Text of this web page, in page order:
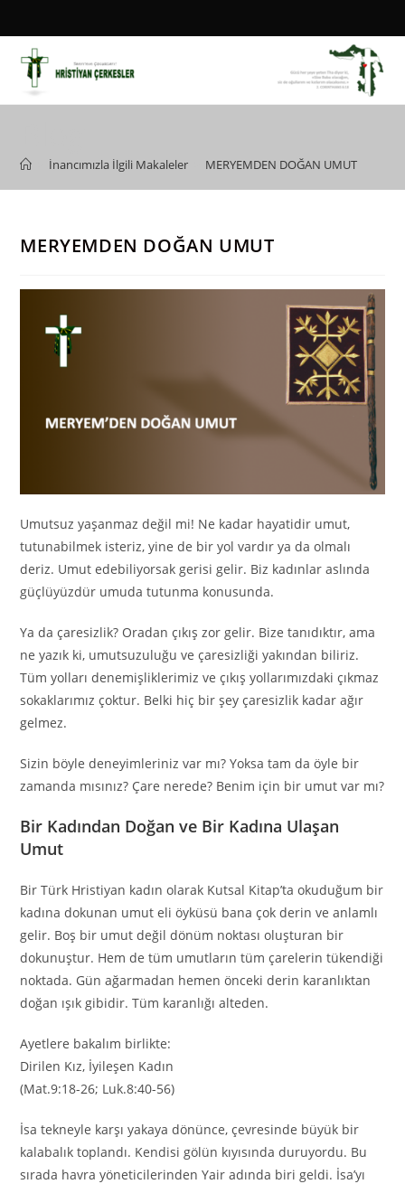
to
content
İnancımızla İlgili Makaleler MERYEMDEN DOĞAN UMUT
MERYEMDEN DOĞAN UMUT
Umutsuz yaşanmaz değil mi! Ne kadar hayatidir umut,
tutunabilmek isteriz, yine de bir yol vardır ya da olmalı
deriz. Umut edebiliyorsak gerisi gelir. Biz kadınlar aslında
güçlüyüzdür umuda tutunma konusunda.
Ya da çaresizlik? Oradan çıkış zor gelir. Bize tanıdıktır, ama
ne yazık ki, umutsuzuluğu ve çaresizliği yakından biliriz.
Tüm yolları denemişliklerimiz ve çıkış yollarımızdaki çıkmaz
sokaklarımız çoktur. Belki hiç bir şey çaresizlik kadar ağır
gelmez.
Sizin böyle deneyimleriniz var mı? Yoksa tam da öyle bir
zamanda mısınız? Çare nerede? Benim için bir umut var mı?
Bir Kadından Doğan ve Bir Kadına Ulaşan
Umut
Bir Türk Hristiyan kadın olarak Kutsal Kitap’ta okuduğum bir
kadına dokunan umut eli öyküsü bana çok derin ve anlamlı
gelir. Boş bir umut değil dönüm noktası oluşturan bir
dokunuştur. Hem de tüm umutların tüm çarelerin tükendiği
noktada. Gün ağarmadan hemen önceki derin karanlıktan
doğan ışık gibidir. Tüm karanlığı alteden.
Ayetlere bakalım birlikte:
Dirilen Kız, İyileşen Kadın
(Mat.9:18-26; Luk.8:40-56)
İsa tekneyle karşı yakaya dönünce, çevresinde büyük bir
kalabalık toplandı. Kendisi gölün kıyısında duruyordu. Bu
sırada havra yöneticilerinden Yair adında biri geldi. İsa’yı